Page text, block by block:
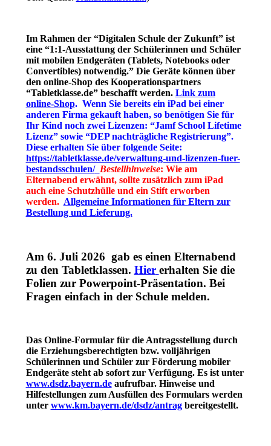
Im Rahmen der “Digitalen Schule der Zukunft” ist
eine “1:1-Ausstattung der Schülerinnen und Schüler
mit mobilen Endgeräten (Tablets, Notebooks oder
Convertibles) notwendig.” Die Geräte können über
den online-Shop des Kooperationspartners
“Tabletklasse.de” beschafft werden. Link zum
online-Shop. Wenn Sie bereits ein iPad bei einer
anderen Firma gekauft haben, so benötigen Sie für
Ihr Kind noch zwei Lizenzen: “Jamf School Lifetime
Lizenz” sowie “DEP nachträgliche Registrierung”.
Diese erhalten Sie über folgende Seite:
https://tabletklasse.de/verwaltung-und-lizenzen-fuer-
bestandsschulen/ Bestellhinweise: Wie am
Elternabend erwähnt, sollte zusätzlich zum iPad
auch eine Schutzhülle und ein Stift erworben
werden. Allgemeine Informationen für Eltern zur
Bestellung und Lieferung.
Am 6. Juli 2026 gab es einen Elternabend
zu den Tabletklassen. Hier erhalten Sie die
Folien zur Powerpoint-Präsentation. Bei
Fragen einfach in der Schule melden.
Das Online-Formular für die Antragsstellung durch
die Erziehungsberechtigten bzw. volljährigen
Schülerinnen und Schüler zur Förderung mobiler
Endgeräte steht ab sofort zur Verfügung. Es ist unter
www.dsdz.bayern.deaufrufbar. Hinweise und
Hilfestellungen zum Ausfüllen des Formulars werden
unter www.km.bayern.de/dsdz/antragbereitgestellt.